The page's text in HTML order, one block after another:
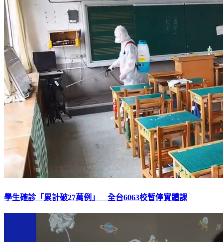
學生確診「累計破27萬例」 全台6063校暫停實體課